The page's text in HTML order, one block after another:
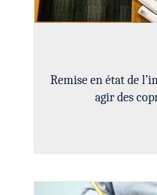
Remise en état de
agir des